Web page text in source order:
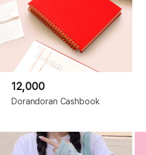
12,000
Dorandoran Cashbook